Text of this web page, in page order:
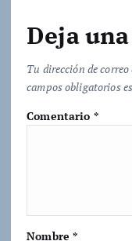
Deja
Tu dirección de
campos obligatorios
Comentario *
Nombre*